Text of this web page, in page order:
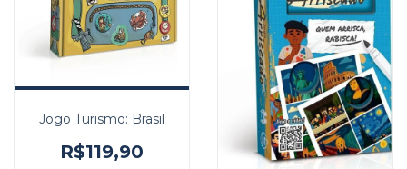
Jogo Turismo: Brasil
R$119,90